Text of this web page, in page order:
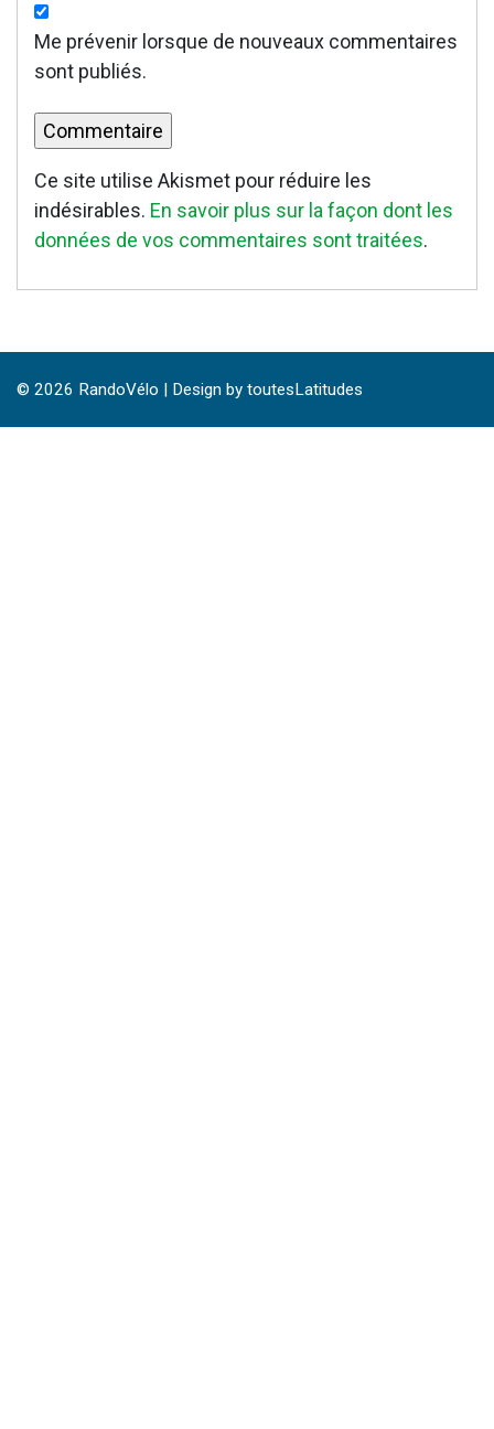
Me prévenir lorsque de nouveaux commentaires
sont publiés.
Ce site utilise Akismet pour réduire les
indésirables. En savoir plus sur la façon dont les
données de vos commentaires sont traitées.
© 2026 RandoVélo | Design by toutesLatitudes